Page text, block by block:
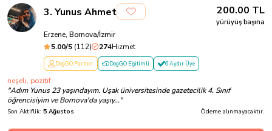
3. Yunus Ahmet 200.00 TL
yürüyüş başına
Erzene, Bornova/İzmir
5.00/5 (112) 274Hizmet
DogGO Partner DogGO Eğitimli 6 Aydır Üye
neşeli, pozitif
"Adım Yunus 23 yaşındayım. Uşak üniversitesinde gazetecilik 4. Sınıf
öğrencisiyim ve Bornova'da yaşıy..."
Son Aktiflik: 5 Ağustos Ödeme alınmayacaktır.